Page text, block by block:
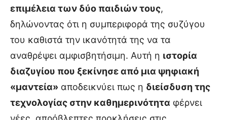
επιμέλεια των δύο παιδιών τους,
δηλώνοντας ότι η συμπεριφορά της συζύγου
του καθιστά την ικανότητά της να τα
αναθρέψει αμφισβητήσιμη. Αυτή η ιστορία
διαζυγίου που ξεκίνησε από μια ψηφιακή
«μαντεία» αποδεικνύει πως η διείσδυση της
τεχνολογίας στην καθημερινότητα φέρνει